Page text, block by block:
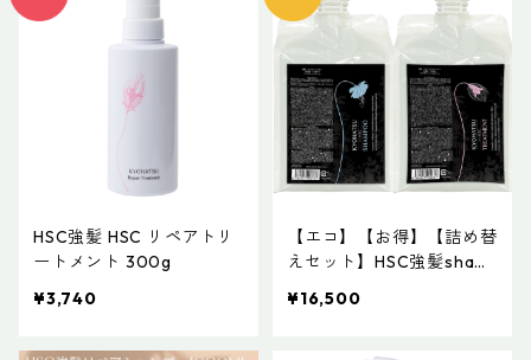
HSC強髪 HSC リペアトリ
ートメント 300g
¥3,740
【エコ】【お得】【詰め替
えセット】HSC強髪sham
000g
¥16,500